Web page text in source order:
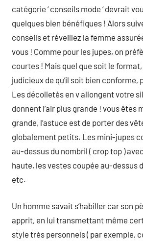
catégorie ‘ conseils mode ‘ devrait
quelques bien bénéfiques ! Alors
conseils et réveillez la femme
vous ! Comme pour les jupes, on
courtes ! Mais quel que soit le
judicieux de qu’il soit bien conforme,
Les décolletés en v allongent votre
donnent l’air plus grande ! vous êtes
grande, l’astuce est de porter des
globalement petits. Les mini-jupes
au-dessus du nombril ( crop top )
haute, les vestes coupée au-dessus
etc.
Un homme savait s’habiller car son
apprit, en lui transmettant même
style très personnels ( par exemple,